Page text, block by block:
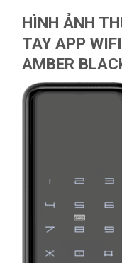
HÌNH ẢNH
TAY APP
AMBER